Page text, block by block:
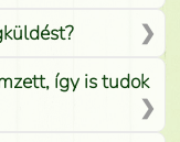
így is tudok